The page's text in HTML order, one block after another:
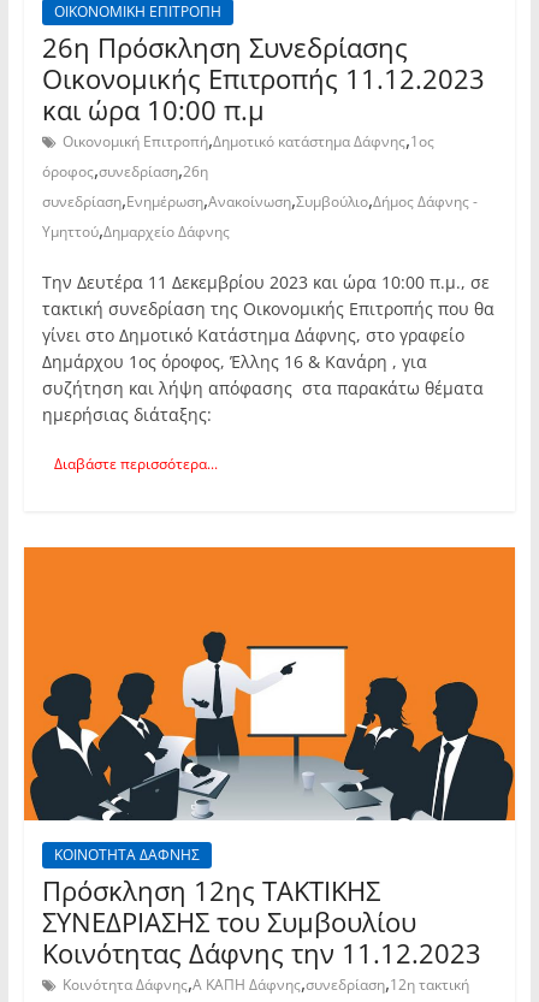
ΟΙΚΟΝΟΜΙΚΗ ΕΠΙΤΡΟΠΗ
26η Πρόσκληση Συνεδρίασης
Οικονομικής Επιτροπής 11.12.2023
και ώρα 10:00 π.μ
Οικονομική Επιτροπή,Δημοτικό κατάστημα Δάφνης,1ος
όροφος,συνεδρίαση,26η
συνεδρίαση,Ενημέρωση,Ανακοίνωση,Συμβούλιο,Δήμος Δάφνης -
Υμηττού,Δημαρχείο Δάφνης
Την Δευτέρα 11 Δεκεμβρίου 2023 και ώρα 10:00 π.μ., σε
τακτική συνεδρίαση της Οικονομικής Επιτροπής που θα
γίνει στο Δημοτικό Κατάστημα Δάφνης, στο γραφείο
Δημάρχου 1ος όροφος, Έλλης 16 & Κανάρη , για
συζήτηση και λήψη απόφασης στα παρακάτω θέματα
ημερήσιας διάταξης:
Διαβάστε περισσότερα...
ΚΟΙΝΟΤΗΤΑ ΔΑΦΝΗΣ
Πρόσκληση 12ης TAKTIKHΣ
ΣΥΝΕΔΡΙΑΣΗΣ του Συμβουλίου
Κοινότητας Δάφνης την 11.12.2023
Κοινότητα Δάφνης,Α ΚΑΠΗ Δάφνης,συνεδρίαση,12η τακτική